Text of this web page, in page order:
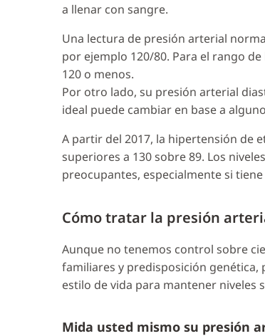
a llenar con sangre.
Una lectura de presión arterial
por ejemplo 120/80. Para el rango
120 o menos.
Por otro lado, su presión arterial
ideal puede cambiar en base a
A partir del 2017, la hipertensión de
superiores a 130 sobre 89. Los
preocupantes, especialmente si
Cómo tratar la presión
Aunque no tenemos control sobre
familiares y predisposición genética,
estilo de vida para mantener niveles
Mida usted mismo su presión